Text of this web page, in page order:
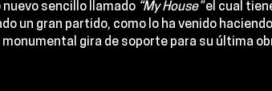
sencillo llamado “My House” el cual
un gran partido, como lo ha venido
gira de soporte para su última